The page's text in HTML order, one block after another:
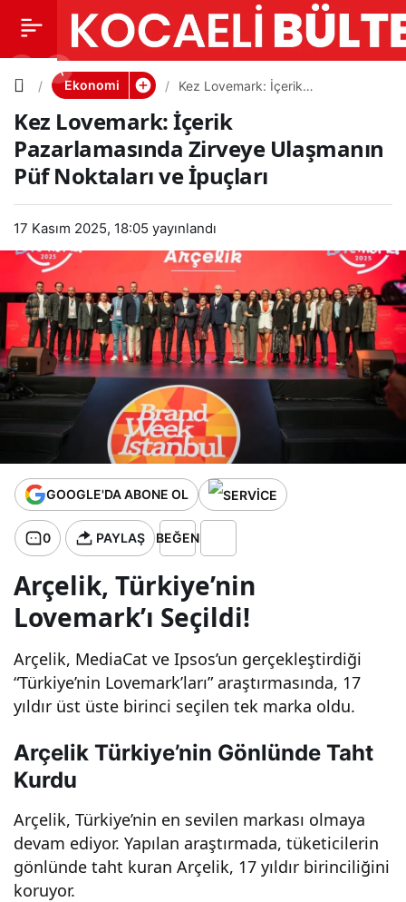
Ekonomi
Kez Lovemark: İçerik
Ulaşmanın Püf Noktaları ve
İpuçları
Kez Lovemark: İçerik
Pazarlamasında Zirveye Ulaşmanın
Püf Noktaları ve İpuçları
17 Kasım 2025, 18:05 yayınlandı
GOOGLE'DA ABONE OL
0 PAYLAŞ BEĞEN
Arçelik, Türkiye’nin
Lovemark’ı Seçildi!
Arçelik, MediaCat ve Ipsos’un gerçekleştirdiği
“Türkiye’nin Lovemark’ları” araştırmasında, 17
yıldır üst üste birinci seçilen tek marka oldu.
Arçelik Türkiye’nin Gönlünde Taht
Kurdu
Arçelik, Türkiye’nin en sevilen markası olmaya
devam ediyor. Yapılan araştırmada, tüketicilerin
gönlünde taht kuran Arçelik, 17 yıldır birinciliğini
koruyor.
Kez
Lovemark
: İçerik
Pazarlam
asında
Zirveye
Ulaşmanı
n Püf
Noktaları
ve
İpuçları
PAYLAŞ